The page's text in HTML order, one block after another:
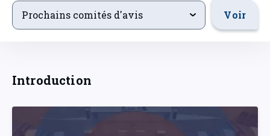
prochainsevenements
Prochains comités d'avis Voir
Introduction